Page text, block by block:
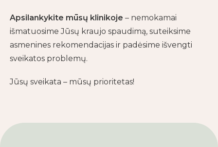
Apsilankykite mūsų klinikoje – nemokamai
išmatuosime Jūsų kraujo spaudimą, suteiksime
asmenines rekomendacijas ir padėsime išvengti
sveikatos problemų.
Jūsų sveikata – mūsų prioritetas!